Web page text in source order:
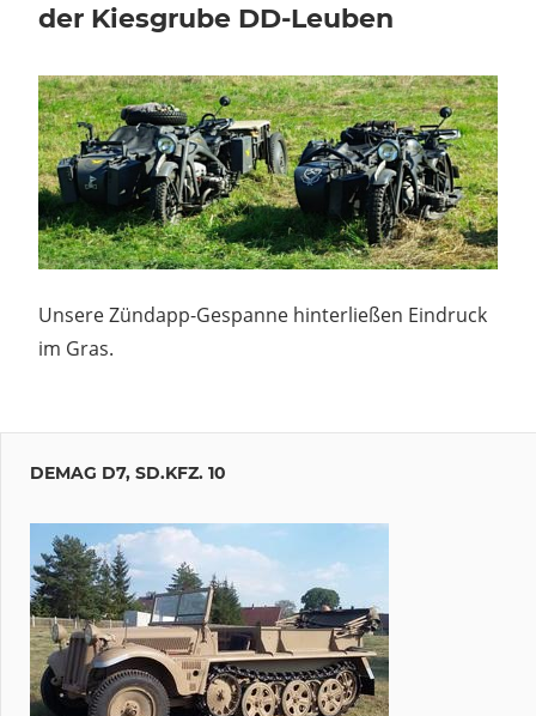
der Kiesgrube DD-Leuben
Unsere Zündapp-Gespanne hinterließen Eindruck
im Gras.
Beitragsnavigation
Vorheriger
Beitrag:
2011 | Tag
Sachsen in
Kamenz –
Festumzug
DEMAG D7, SD.KFZ. 10